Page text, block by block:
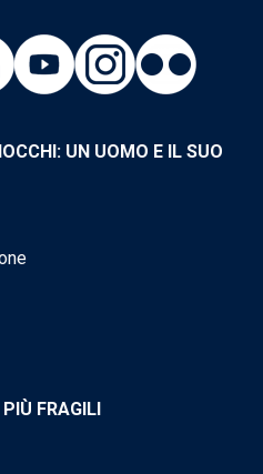
UN UOMO E IL SUO
FRAGILI